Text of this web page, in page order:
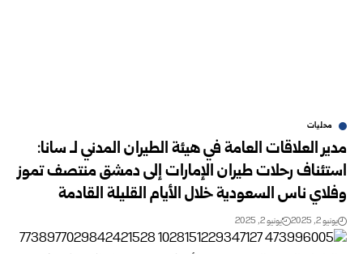
محليات
مدير العلاقات العامة في هيئة الطيران المدني لـ سانا:
استئناف رحلات طيران الإمارات إلى دمشق منتصف تموز
وفلاي ناس السعودية خلال الأيام القليلة القادمة
يونيو 2, 2025 يونيو 2, 2025